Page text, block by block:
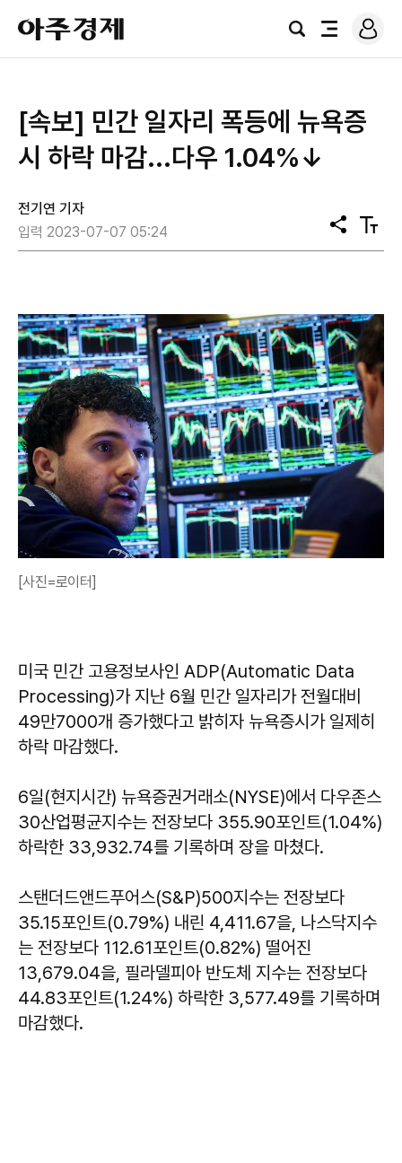
아
주
경
검
전
로
그
[속보] 민간 일자리 폭등에 뉴욕증
시 하락 마감...다우 1.04%↓
전기연 기자
입력 2023-07-07 05:24
공
유
텍
스
[사진=로이터]
미국 민간 고용정보사인 ADP(Automatic Data
Processing)가 지난 6월 민간 일자리가 전월대비
49만7000개 증가했다고 밝히자 뉴욕증시가 일제히
하락 마감했다.
6일(현지시간) 뉴욕증권거래소(NYSE)에서 다우존스
30산업평균지수는 전장보다 355.90포인트(1.04%)
하락한 33,932.74를 기록하며 장을 마쳤다.
스탠더드앤드푸어스(S&P)500지수는 전장보다
35.15포인트(0.79%) 내린 4,411.67을, 나스닥지수
는 전장보다 112.61포인트(0.82%) 떨어진
13,679.04을, 필라델피아 반도체 지수는 전장보다
44.83포인트(1.24%) 하락한 3,577.49를 기록하며
마감했다.